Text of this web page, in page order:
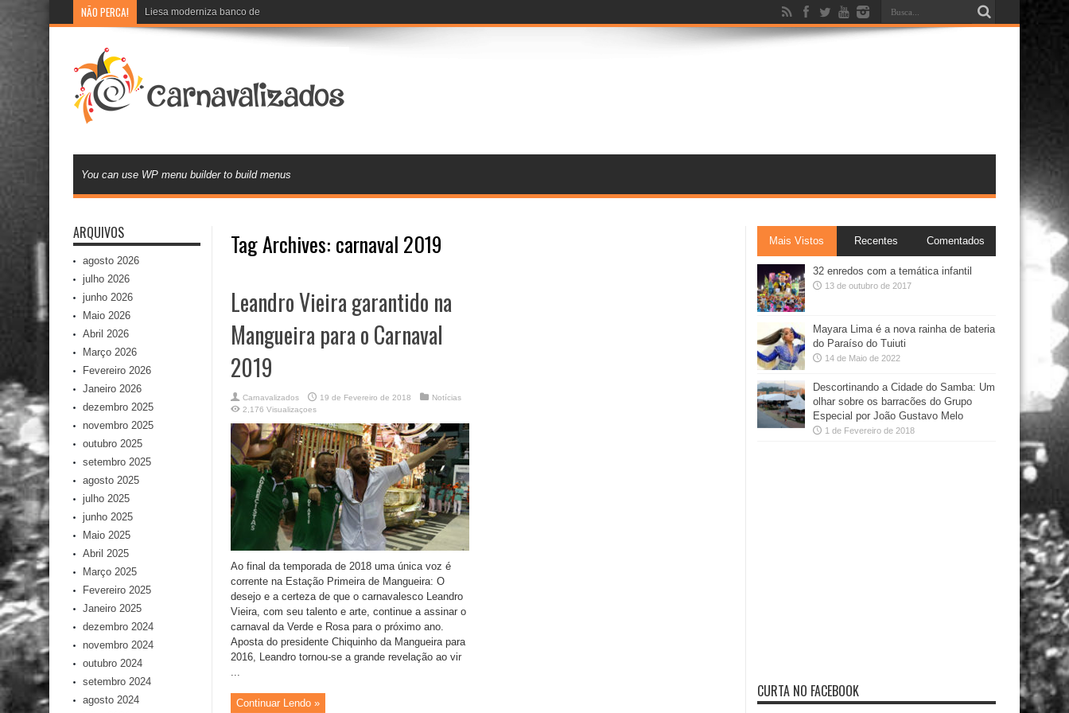
NÃO PERCA! Liesa moderniza banco de currículos e inova na seleção de jura
You can use WP menu builder to build menus
Tag Archives: carnaval 2019
Leandro Vieira garantido na
Mangueira para o Carnaval
2019
Carnavalizados 19 de Fevereiro de 2018
Notícias
2,176 Visualizaçoes
Ao final da temporada de 2018 uma única voz é
corrente na Estação Primeira de Mangueira: O
desejo e a certeza de que o carnavalesco Leandro
Vieira, com seu talento e arte, continue a assinar o
carnaval da Verde e Rosa para o próximo ano.
Aposta do presidente Chiquinho da Mangueira para
2016, Leandro tornou-se a grande revelação ao vir
...
Continuar Lendo »
ARQUIVOS
agosto 2026
julho 2026
junho 2026
Maio 2026
Abril 2026
Março 2026
Fevereiro 2026
Janeiro 2026
dezembro 2025
novembro 2025
outubro 2025
setembro 2025
agosto 2025
julho 2025
junho 2025
Maio 2025
Abril 2025
Março 2025
Fevereiro 2025
Janeiro 2025
dezembro 2024
novembro 2024
outubro 2024
setembro 2024
agosto 2024
Mais Vistos Recentes Comentados
32 enredos com a temática infantil
13 de outubro de 2017
Mayara Lima é a nova rainha de bateria
do Paraíso do Tuiuti
14 de Maio de 2022
Descortinando a Cidade do Samba: Um
olhar sobre os barracões do Grupo
Especial por João Gustavo Melo
1 de Fevereiro de 2018
CURTA NO FACEBOOK